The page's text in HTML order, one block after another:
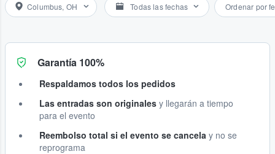
Columbus, OH Todas las fechas Ordenar por
Garantía 100%
Respaldamos todos los pedidos
Las entradas son originales y llegarán a tiempo
para el evento
Reembolso total si el evento se cancela y no se
reprograma